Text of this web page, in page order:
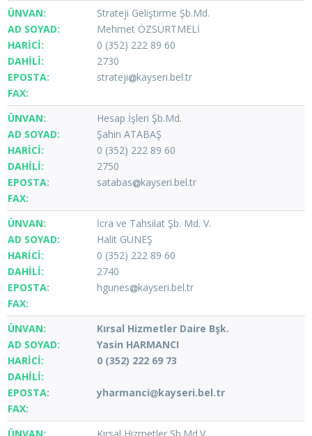
Strateji Geliştirme Şb.Md.
Mehmet ÖZSÜRTMELİ
0 (352) 222 89 60
2730
strateji
kayseri.bel.tr
Hesap İşleri Şb.Md.
Şahin ATABAŞ
0 (352) 222 89 60
2750
satabas
kayseri.bel.tr
İcra ve Tahsilat Şb. Md. V.
Halit GÜNEŞ
0 (352) 222 89 60
2740
hgunes
kayseri.bel.tr
Kırsal Hizmetler Daire Bşk.
Yasin HARMANCI
0 (352) 222 69 73
yharmanci kayseri.bel.tr